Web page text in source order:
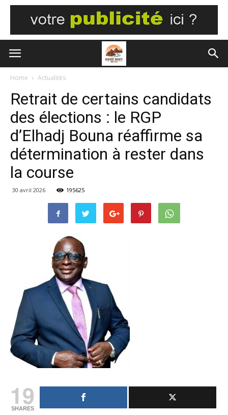
Home Actualités
Retrait de certains candidats
des élections : le RGP
d’Elhadj Bouna réaffirme sa
détermination à rester dans
la course
30 avril 2026 195625
19
SHARES